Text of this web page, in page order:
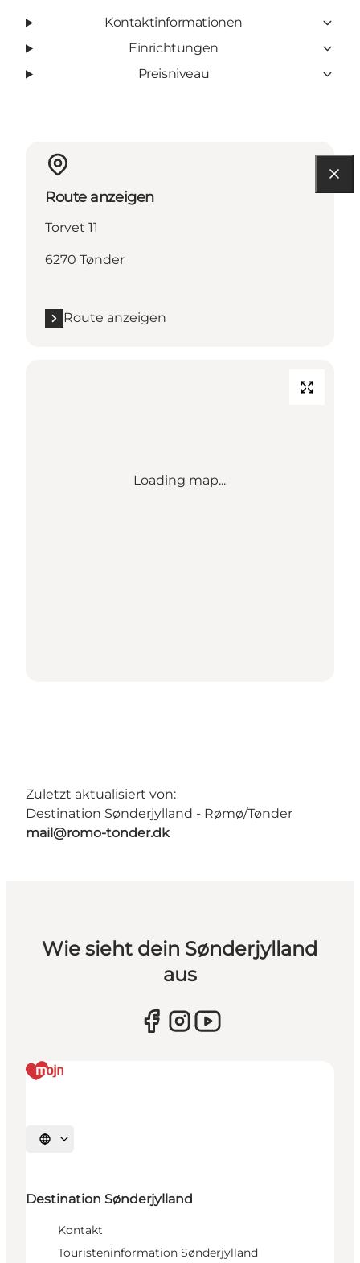
Kontaktinformationen
Einrichtungen
Preisniveau
Route anzeigen
Torvet 11
6270 Tønder
Route anzeigen
Loading map...
Zuletzt aktualisiert von:
Destination Sønderjylland - Rømø/Tønder
mail@romo-tonder.dk
Wie sieht dein Sønderjylland
aus
Sprache auswählen
Destination Sønderjylland
Kontakt
Touristeninformation Sønderjylland